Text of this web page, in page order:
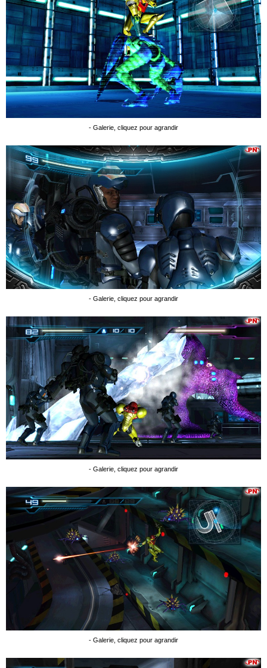
- Galerie, cliquez pour agrandir
- Galerie, cliquez pour agrandir
- Galerie, cliquez pour agrandir
- Galerie, cliquez pour agrandir